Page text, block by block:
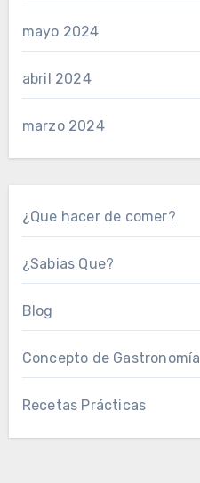
mayo 2024
abril 2024
marzo 2024
¿Que hacer de comer?
¿Sabias Que?
Blog
Concepto de Gastronomía
Recetas Prácticas